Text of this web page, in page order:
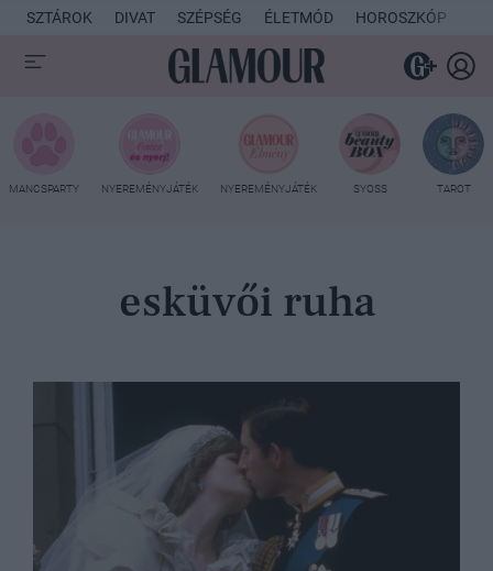
SZTÁROK DIVAT SZÉPSÉG ÉLETMÓD HOROSZKÓP
MANCSPARTY NYEREMÉNYJÁTÉK NYEREMÉNYJÁTÉK SYOSS TAROT
esküvői ruha